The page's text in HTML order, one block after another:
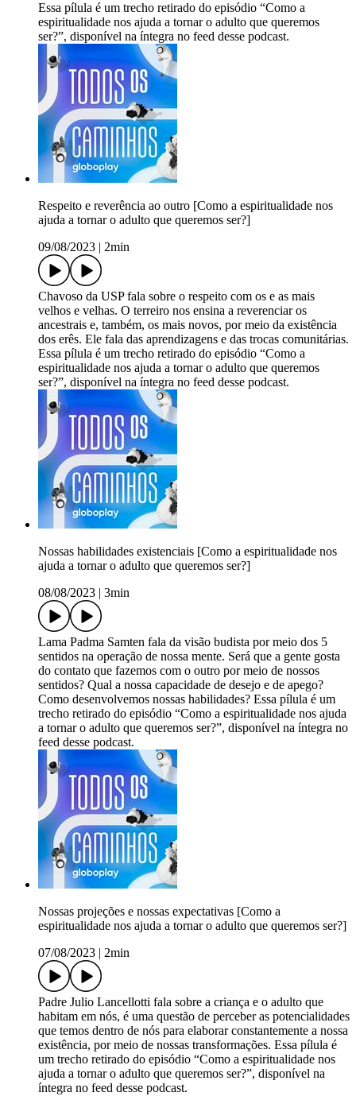
Essa pílula é um trecho retirado do episódio “Como a
espiritualidade nos ajuda a tornar o adulto que queremos
ser?”, disponível na íntegra no feed desse podcast.
Respeito e reverência ao outro [Como a espiritualidade nos
ajuda a tornar o adulto que queremos ser?]
09/08/2023
2min
Chavoso da USP fala sobre o respeito com os e as mais
velhos e velhas. O terreiro nos ensina a reverenciar os
ancestrais e, também, os mais novos, por meio da existência
dos erês. Ele fala das aprendizagens e das trocas comunitárias.
Essa pílula é um trecho retirado do episódio “Como a
espiritualidade nos ajuda a tornar o adulto que queremos
ser?”, disponível na íntegra no feed desse podcast.
Nossas habilidades existenciais [Como a espiritualidade nos
ajuda a tornar o adulto que queremos ser?]
08/08/2023
3min
Lama Padma Samten fala da visão budista por meio dos 5
sentidos na operação de nossa mente. Será que a gente gosta
do contato que fazemos com o outro por meio de nossos
sentidos? Qual a nossa capacidade de desejo e de apego?
Como desenvolvemos nossas habilidades? Essa pílula é um
trecho retirado do episódio “Como a espiritualidade nos ajuda
a tornar o adulto que queremos ser?”, disponível na íntegra no
feed desse podcast.
Nossas projeções e nossas expectativas [Como a
espiritualidade nos ajuda a tornar o adulto que queremos ser?]
07/08/2023
2min
Padre Julio Lancellotti fala sobre a criança e o adulto que
habitam em nós, é uma questão de perceber as potencialidades
que temos dentro de nós para elaborar constantemente a nossa
existência, por meio de nossas transformações. Essa pílula é
um trecho retirado do episódio “Como a espiritualidade nos
ajuda a tornar o adulto que queremos ser?”, disponível na
íntegra no feed desse podcast.